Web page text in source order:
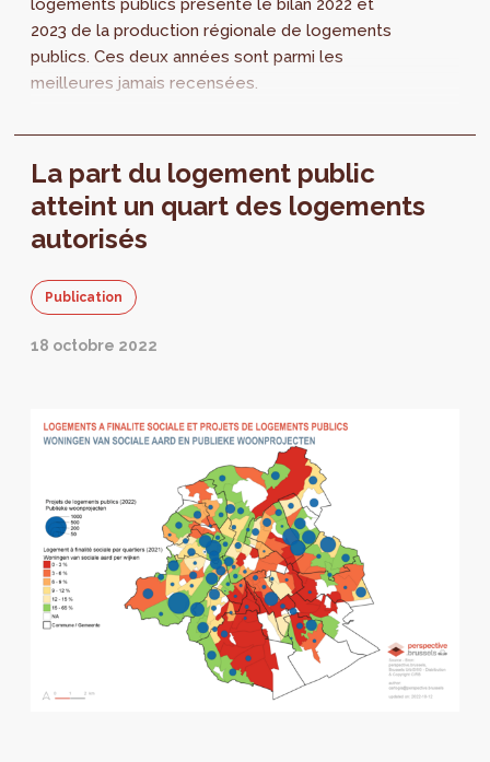
logements publics présente le bilan 2022 et
2023 de la production régionale de logements
publics. Ces deux années sont parmi les
meilleures jamais recensées.
La part du logement public
atteint un quart des logements
autorisés
Publication
18 octobre 2022